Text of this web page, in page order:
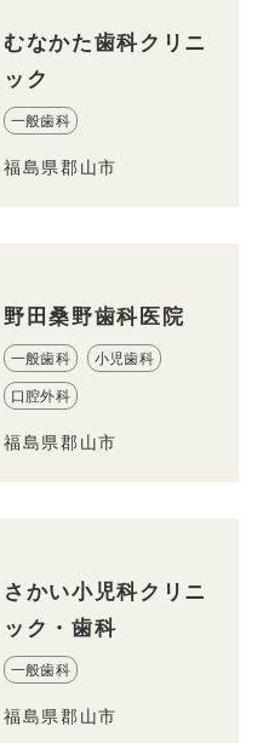
むなかた歯科クリニ
ック
一般歯科
福島県郡山市
野田桑野歯科医院
一般歯科 小児歯科
口腔外科
福島県郡山市
さかい小児科クリニ
ック・歯科
一般歯科
福島県郡山市